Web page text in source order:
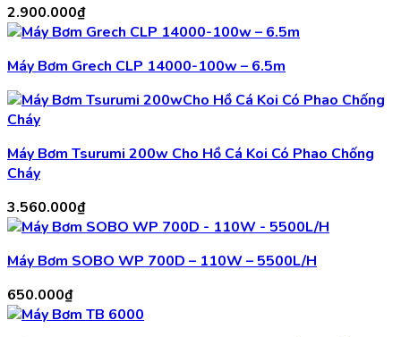
2.900.000₫
Máy Bơm Grech CLP 14000-100w – 6.5m
Máy Bơm Tsurumi 200w Cho Hồ Cá Koi Có Phao Chống
Cháy
3.560.000₫
Máy Bơm SOBO WP 700D – 110W – 5500L/H
650.000₫